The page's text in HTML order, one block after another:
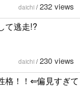
daichi / 232 views
て逃走!?
daichi / 230 views
格！！⇐偏見すぎて